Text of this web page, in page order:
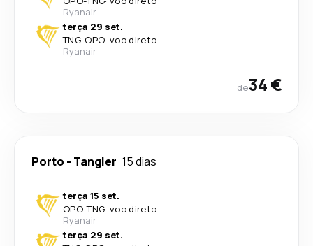
Ryanair
terça 29 set.
TNG-OPO· voo direto
Ryanair
de34 €
Porto - Tangier 15 dias
terça 15 set.
OPO-TNG· voo direto
Ryanair
terça 29 set.